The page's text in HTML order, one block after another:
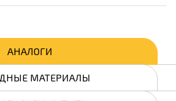
АНАЛОГИ
МАТЕРИАЛЫ